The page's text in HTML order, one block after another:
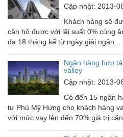
Thiêt bị PCCC
Thiết bị truyền động
Thiết bị viễn thông
Thủy lực-Thiết bị
Thủy sản - Trang thiết bị
Tự động hoá
Cập nhật: 2013-
Khách hàng sẽ
căn hộ được với lãi suất 0% cùng
đa 18 tháng kể từ ngày giải ngân...
Ngân hàng hợp
valley
Cập nhật: 2013-
Có đến 15 ngân
tư Phú Mỹ Hưng cho khách hàng
với mức vay lên đến 70% giá trị căn